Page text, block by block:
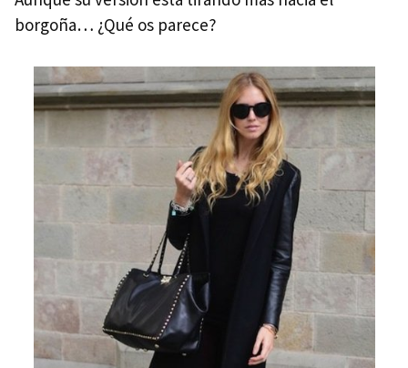
borgoña… ¿Qué os parece?